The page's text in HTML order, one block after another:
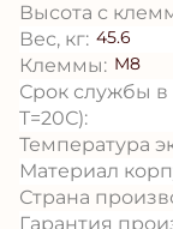
Высота с
Вес, кг: 45.6
Клеммы: M8
Срок службы
T=20С):
Температура
Материал
Страна
Гарантия